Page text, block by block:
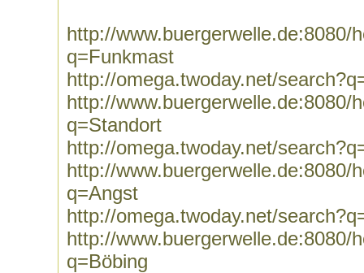
http://www.buergerwelle.de:8080/
q=Funkmast
http://omega.twoday.net/
http://www.buergerwelle.de:8080/
q=Standort
http://omega.twoday.net/
http://www.buergerwelle.de:8080/
q=Angst
http://omega.twoday.net/
http://www.buergerwelle.de:8080/
q=Böbing